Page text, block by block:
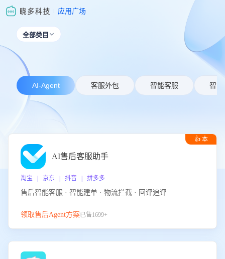
应用广场
全部类目 
AI-Agent 客服外包 智能客服 智能
👍 本
AI售后客服助手
淘宝 | 京东 | 抖音 | 拼多多
售后智能客服 · 智能建单 · 物流拦截 · 回评追评
领取售后Agent方案已售1699+